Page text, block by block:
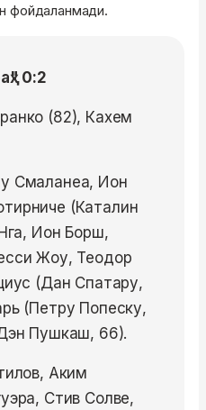
фойдаланмади.
0:2
(82), Кахем
Смаланеа, Ион
(Каталин
Ион Борш,
Жоу, Теодор
(Дан Спатару,
(Петру Попеску,
Пушкаш, 66).
Аким
Стив Солве,